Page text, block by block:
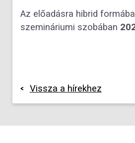
Az előadásra hibrid
szemináriumi szobában
Vissza a hírekhez